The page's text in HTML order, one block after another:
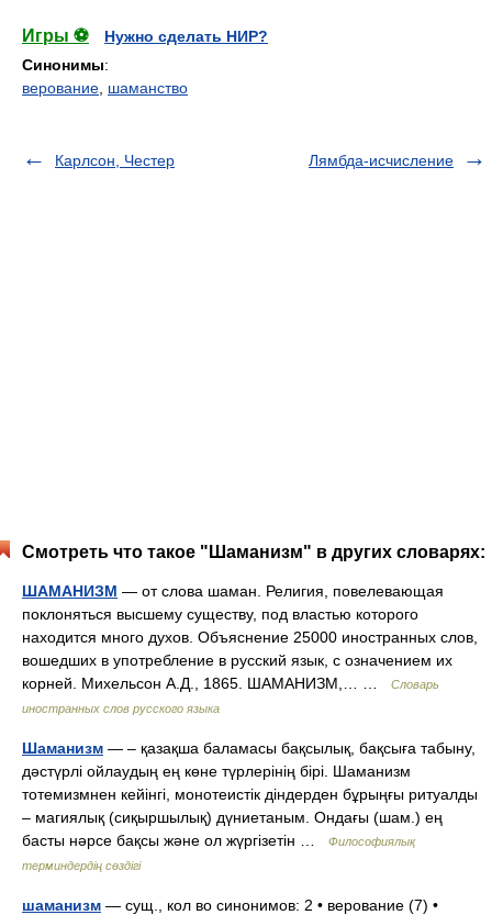
Игры ⚽
Нужно сделать НИР?
Синонимы:
верование шаманство
Карлсон, Честер Лямбда-исчисление
Смотреть что такое "Шаманизм" в других словарях:
ШАМАНИЗМ — от слова шаман. Религия, повелевающая
поклоняться высшему существу, под властью которого
находится много духов. Объяснение 25000 иностранных слов,
вошедших в употребление в русский язык, с означением их
корней. Михельсон А.Д., 1865. ШАМАНИЗМ,… …
Словарь
иностранных слов русского языка
Шаманизм — – қазақша баламасы бақсылық, бақсыға табыну,
дәстүрлі ойлаудың ең көне түрлерінің бірі. Шаманизм
тотемизмнен кейінгі, монотеистік діндерден бұрыңғы ритуалды
– магиялық (сиқыршылық) дүниетаным. Ондағы (шам.) ең
басты нәрсе бақсы және ол жүргізетін …
Философиялық
терминдердің сөздігі
шаманизм — сущ., кол во синонимов: 2 • верование (7) •